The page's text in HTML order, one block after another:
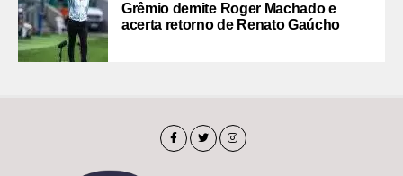
Grêmio demite Roger Machado e
acerta retorno de Renato Gaúcho